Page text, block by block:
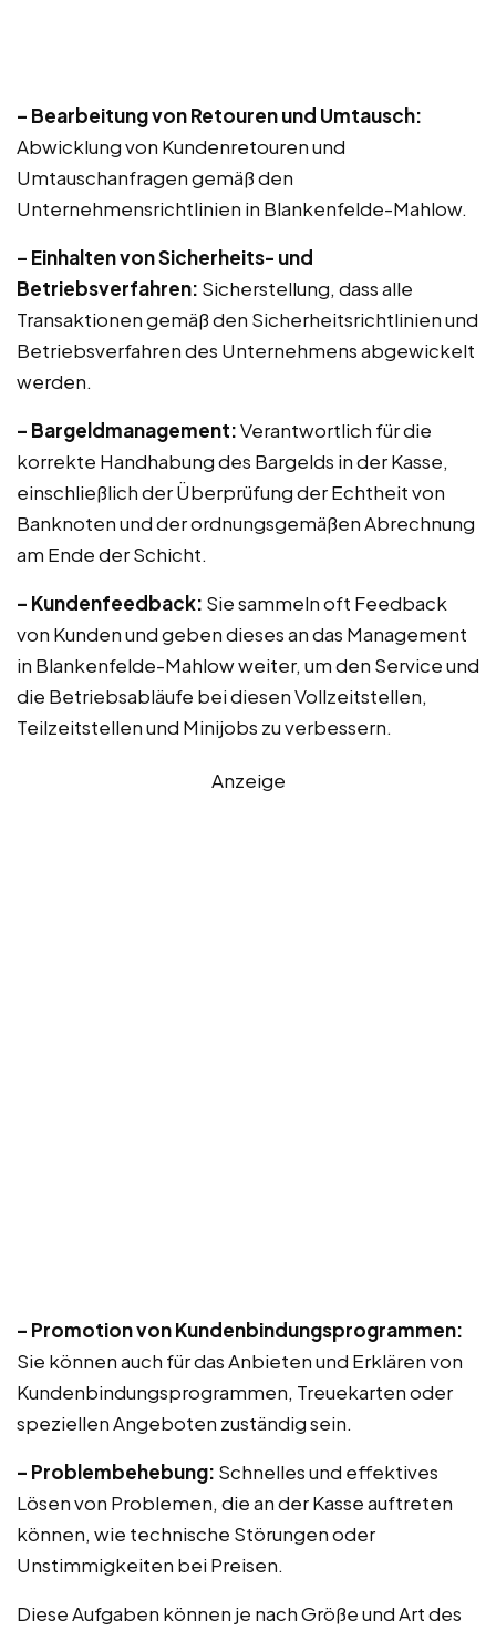
– Bearbeitung von Retouren und Umtausch:
Abwicklung von Kundenretouren und
Umtauschanfragen gemäß den
Unternehmensrichtlinien in Blankenfelde-Mahlow.
– Einhalten von Sicherheits- und
Betriebsverfahren: Sicherstellung, dass alle
Transaktionen gemäß den Sicherheitsrichtlinien und
Betriebsverfahren des Unternehmens abgewickelt
werden.
– Bargeldmanagement:Verantwortlich für die
korrekte Handhabung des Bargelds in der Kasse,
einschließlich der Überprüfung der Echtheit von
Banknoten und der ordnungsgemäßen Abrechnung
am Ende der Schicht.
– Kundenfeedback: Sie sammeln oft Feedback
von Kunden und geben dieses an das Management
in Blankenfelde-Mahlow weiter, um den Service und
die Betriebsabläufe bei diesen Vollzeitstellen,
Teilzeitstellen und Minijobs zu verbessern.
Anzeige
– Promotion von Kundenbindungsprogrammen:
Sie können auch für das Anbieten und Erklären von
Kundenbindungsprogrammen, Treuekarten oder
speziellen Angeboten zuständig sein.
– Problembehebung: Schnelles und effektives
Lösen von Problemen, die an der Kasse auftreten
können, wie technische Störungen oder
Unstimmigkeiten bei Preisen.
Diese Aufgaben können je nach Größe und Art des